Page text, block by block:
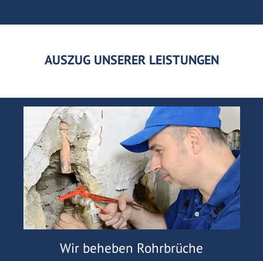
AUSZUG UNSERER LEISTUNGEN
Wir beheben Rohrbrüche